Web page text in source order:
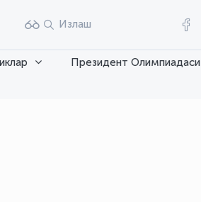
Излаш
Президент Олимпиадаси